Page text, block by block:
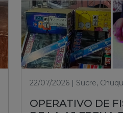
22/07/2026 | Sucre,
OPERATIVO DE